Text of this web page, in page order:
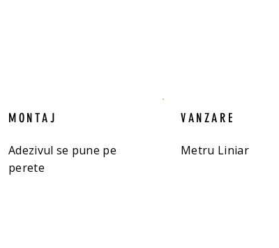
MONTAJ
Adezivul se pune pe
perete
VANZARE
Metru Liniar